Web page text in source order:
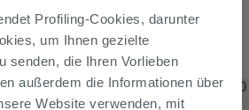
Profiling-Cookies, darunter
um Ihnen gezielte
senden, die Ihren Vorlieben
außerdem die Informationen über
Website verwenden, mit
ELITE PLUS 4-Säuler 1 Element H680